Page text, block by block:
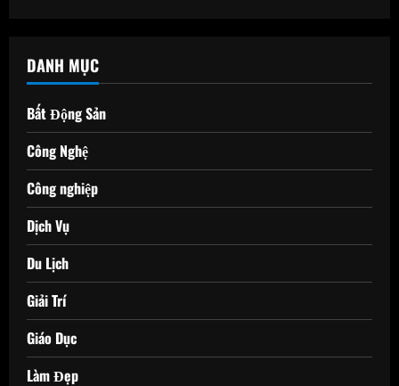
DANH MỤC
Bất Động Sản
Công Nghệ
Công nghiệp
Dịch Vụ
Du Lịch
Giải Trí
Giáo Dục
Làm Đẹp